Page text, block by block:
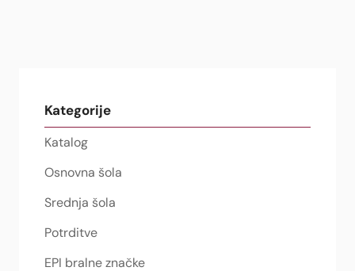
Kategorije
Katalog
Osnovna šola
Srednja šola
Potrditve
EPI bralne značke